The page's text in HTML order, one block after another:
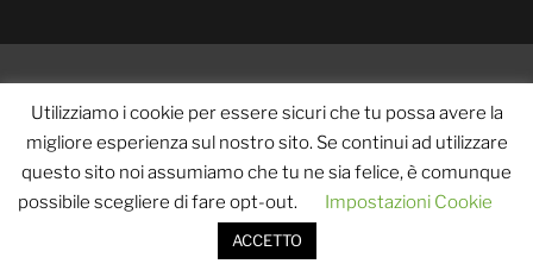
Fabrizio Marrazzo © 2019 –
Termini e le
Condizioni
Utilizziamo i cookie per essere sicuri che tu possa avere la
migliore esperienza sul nostro sito. Se continui ad utilizzare
questo sito noi assumiamo che tu ne sia felice, è comunque
possibile scegliere di fare opt-out.
Impostazioni Cookie
ACCETTO